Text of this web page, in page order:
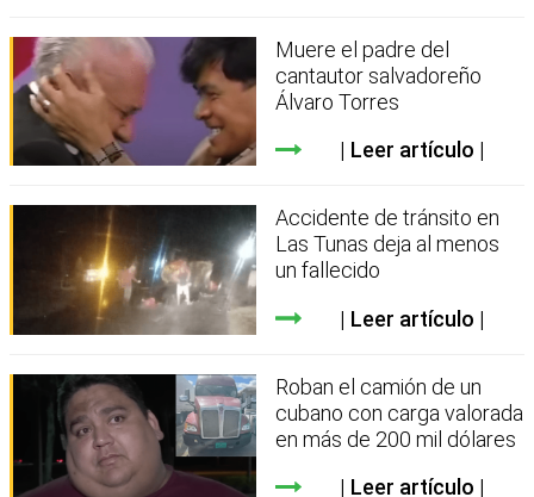
Muere el padre del
cantautor salvadoreño
Álvaro Torres
Leer artículo
Accidente de tránsito en
Las Tunas deja al menos
un fallecido
Leer artículo
Roban el camión de un
cubano con carga valorada
en más de 200 mil dólares
Leer artículo